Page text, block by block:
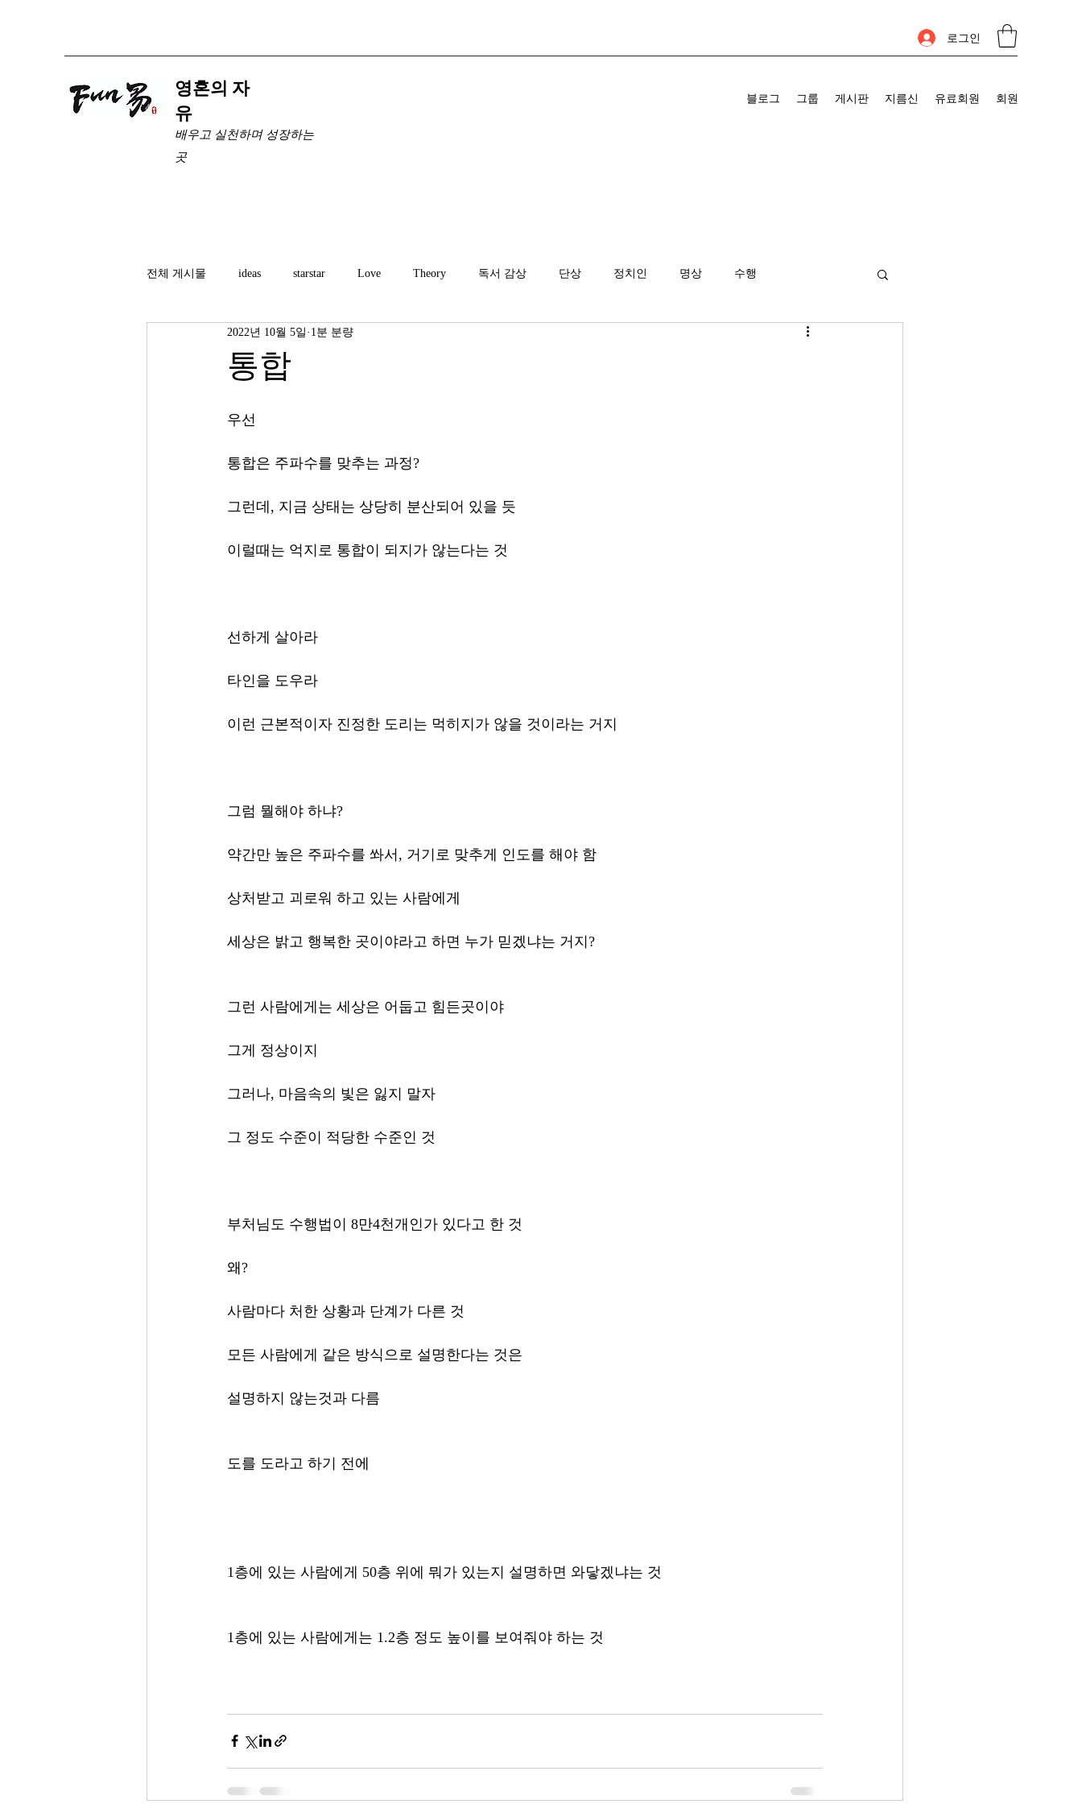
로그인
​영혼의 자
유
배우고 실천하며 성장하는
곳
블로그 그룹 게시판 지름신 유료회원 회원
전체 게시물 ideas starstar Love Theory 독서 감상 단상 정치인 명상 수행
통합
2022년 10월 5일 1분 분량
우선
통합은 주파수를 맞추는 과정?
그런데, 지금 상태는 상당히 분산되어 있을 듯
이럴때는 억지로 통합이 되지가 않는다는 것
선하게 살아라
타인을 도우라
이런 근본적이자 진정한 도리는 먹히지가 않을 것이라는 거지
그럼 뭘해야 하냐?
약간만 높은 주파수를 쏴서, 거기로 맞추게 인도를 해야 함
상처받고 괴로워 하고 있는 사람에게
세상은 밝고 행복한 곳이야라고 하면 누가 믿겠냐는 거지?
그런 사람에게는 세상은 어둡고 힘든곳이야
그게 정상이지
그러나, 마음속의 빛은 잃지 말자
그 정도 수준이 적당한 수준인 것
부처님도 수행법이 8만4천개인가 있다고 한 것
왜?
사람마다 처한 상황과 단계가 다른 것
모든 사람에게 같은 방식으로 설명한다는 것은
설명하지 않는것과 다름
도를 도라고 하기 전에
1층에 있는 사람에게 50층 위에 뭐가 있는지 설명하면 와닿겠냐는 것
1층에 있는 사람에게는 1.2층 정도 높이를 보여줘야 하는 것